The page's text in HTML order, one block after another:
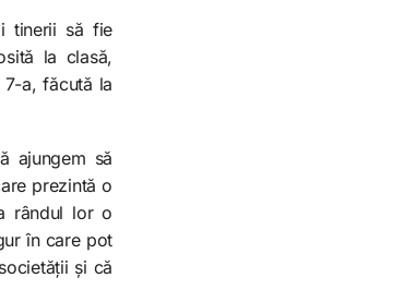
tinerii să fie
la clasă,
a, făcută la
ajungem să
prezintă o
rândul lor o
în care pot
și că